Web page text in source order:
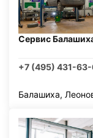
Сервис
+7 (495) 431-
Балашиха,